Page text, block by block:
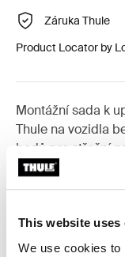
This website uses
We use cookies to
Záruka Thule
Product Locator by
Montážní sada k
Thule na vozidla
bodů pro střešní
montovaným